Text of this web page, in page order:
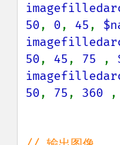
50, 0, 45,
50, 45, 75 ,
50, 75, 360 ,